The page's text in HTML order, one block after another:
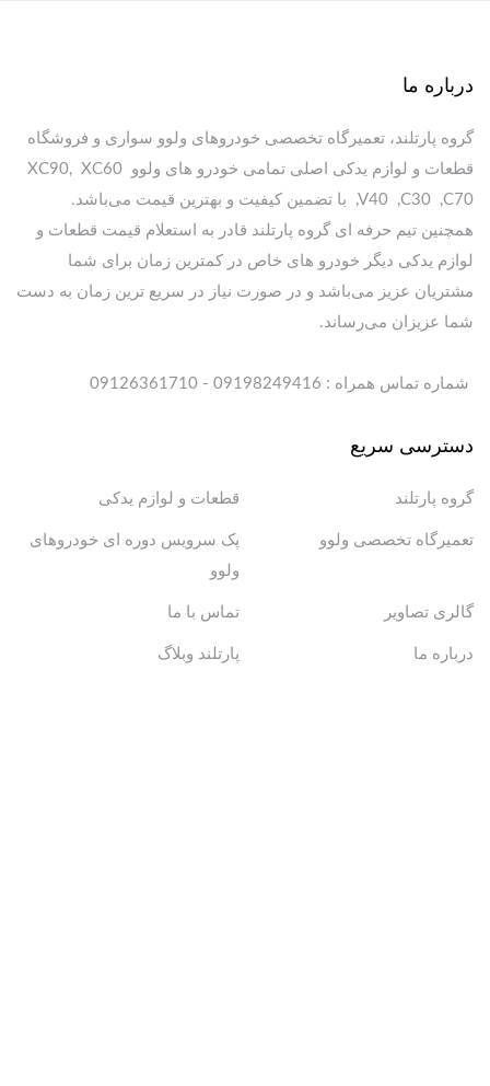
درباره ما
گروه پارتلند، تعمیرگاه تخصصی خودروهای ولوو سواری و فروشگاه
قطعات و لوازم یدکی اصلی تمامی خودرو های ولوو XC90, XC60
,V40 ,C30 ,C70 با تضمین کیفیت و بهترین قیمت می‌باشد.
همچنین تیم حرفه ای گروه پارتلند قادر به استعلام قیمت قطعات و
لوازم یدکی دیگر خودرو های خاص در کمترین زمان برای شما
مشتریان عزیز می‌باشد و در صورت نیاز در سریع ترین زمان به دست
شما عزیزان می‌رساند.
شماره تماس همراه : 09198249416 - 09126361710
دسترسی سریع
گروه پارتلند قطعات و لوازم یدکی
تعمیرگاه تخصصی ولوو
پک سرویس دوره ای خودروهای
ولوو
گالری تصاویر تماس با ما
درباره ما پارتلند وبلاگ